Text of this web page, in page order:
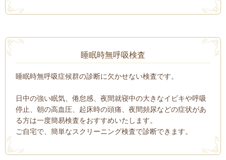
睡眠時無呼吸検査
睡眠時無呼吸症候群の診断に欠かせない検査です。
日中の強い眠気、倦怠感、夜間就寝中の大きなイビキや呼吸
停止、朝の高血圧、起床時の頭痛、夜間頻尿などの症状があ
る方は一度簡易検査をおすすめいたします。
ご自宅で、簡単なスクリーニング検査で診断できます。